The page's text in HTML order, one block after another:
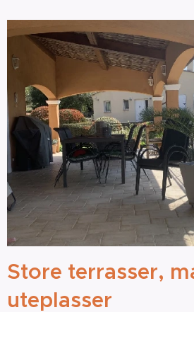
Store terrasser,
uteplasser